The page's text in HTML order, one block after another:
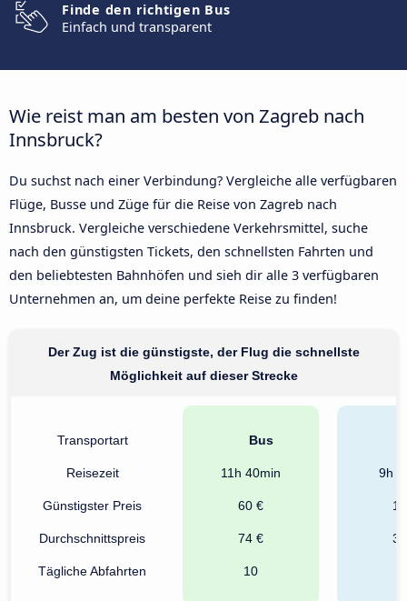
Finde den richtigen Bus
Einfach und transparent
Wie reist man am besten von Zagreb nach
Innsbruck?
Du suchst nach einer Verbindung? Vergleiche alle verfügbaren
Flüge, Busse und Züge für die Reise von Zagreb nach
Innsbruck. Vergleiche verschiedene Verkehrsmittel, suche
nach den günstigsten Tickets, den schnellsten Fahrten und
den beliebtesten Bahnhöfen und sieh dir alle 3 verfügbaren
Unternehmen an, um deine perfekte Reise zu finden!
Der Zug ist die günstigste, der Flug die schnellste
Möglichkeit auf dieser Strecke
Transportart
Reisezeit
Günstigster Preis
Durchschnittspreis
Tägliche Abfahrten
Bus
11h 40min
60 €
74 €
10
9h